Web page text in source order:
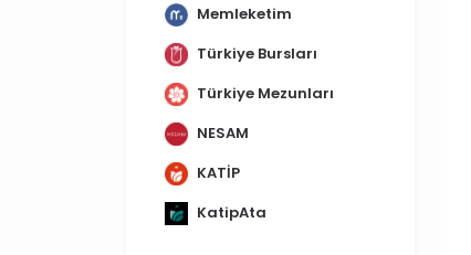
Memleketim
Türkiye Bursları
Türkiye Mezunları
NESAM
KATİP
KatipAta